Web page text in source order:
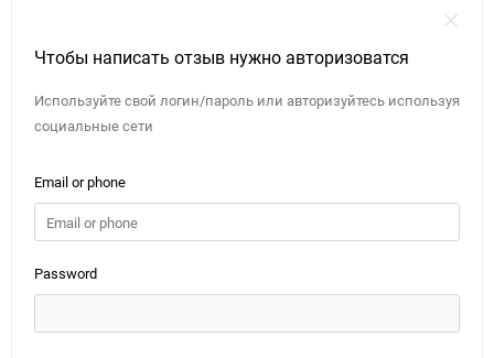
Чтобы написать отзыв нужно авторизоватся
Используйте свой логин/пароль или авторизуйтесь используя
социальные сети
Email or phone
Password